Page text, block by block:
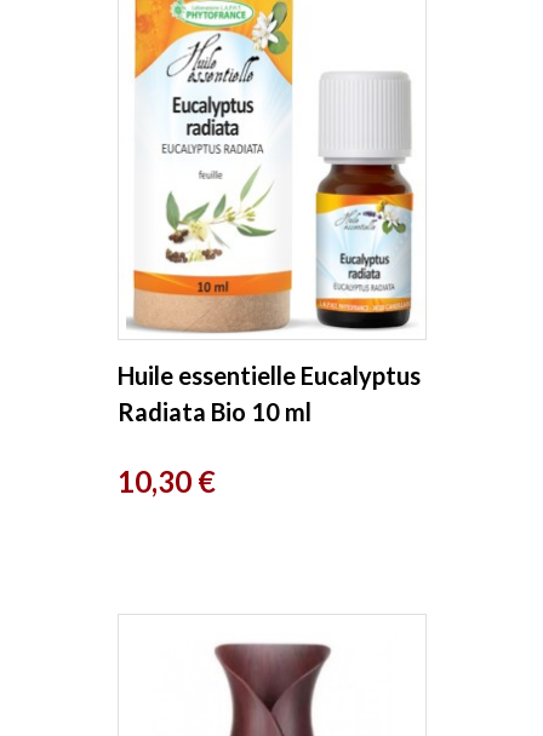
Huile essentielle Eucalyptus
Radiata Bio 10 ml
Prix
10,30 €